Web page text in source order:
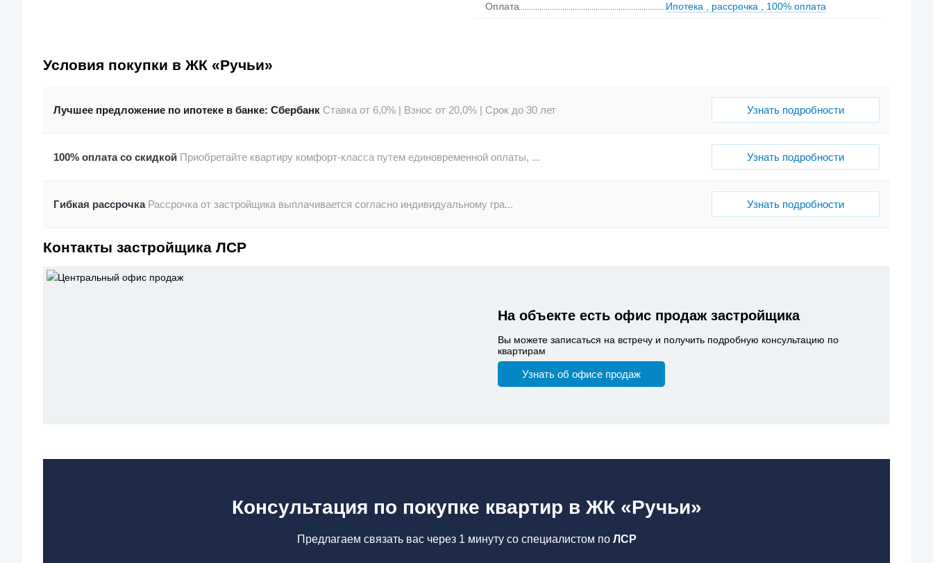
Оплата Ипотека рассрочка 100% оплата
Условия покупки в ЖК «Ручьи»
Лучшее предложение по ипотеке в банке: Сбербанк Ставка от 6,0% | Взнос от 20,0% | Срок до 30 лет Узнать подробности
100% оплата со скидкой Приобретайте квартиру комфорт-класса путем единовременной оплаты, ... Узнать подробности
Гибкая рассрочка Рассрочка от застройщика выплачивается согласно индивидуальному гра... Узнать подробности
Контакты застройщика ЛСР
На объекте есть офис продаж застройщика
Вы можете записаться на встречу и получить подробную консультацию по
квартирам
Узнать об офисе продаж
Консультация по покупке квартир в ЖК «Ручьи»
Предлагаем связать вас через 1 минуту со специалистом по ЛСР